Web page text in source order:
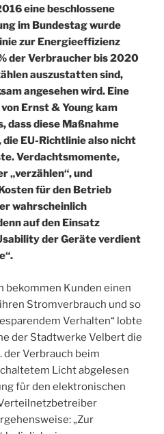
eine beschlossene
im Bundestag wurde
zur Energieeffizienz
der Verbraucher bis 2020
auszustatten sind,
angesehen wird. Eine
Ernst & Young kam
dass diese Maßnahme
EU-Richtlinie also nicht
Verdachtsmomente,
„verzählen“, und
für den Betrieb
wahrscheinlich
auf den Einsatz
der Geräte verdient
bekommen Kunden einen
Stromverbrauch und so
Verhalten“ lobte
der Stadtwerke Velbert die
der Verbrauch beim
Licht abgelesen
für den elektronischen
„Zur